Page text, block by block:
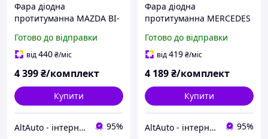
Фара діодна
протитуманна MAZDA BI-
Готово до відправки
від440₴/міс
4 399₴/комплект
Купити
AltAuto - інтернет магазин автозапчастин та автоаксесуарів 95%
Фара діодна
протитуманна MERCEDES
Готово до відправки
від419₴/міс
4 189₴/комплект
Купити
AltAuto - інтернет магазин автозапчастин та автоаксесуарів 95%